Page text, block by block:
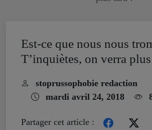
Est-ce que nous nous
T’inquiètes, on verra
stoprussophobie redaction
mardi avril 24, 2018
Partager cet article :